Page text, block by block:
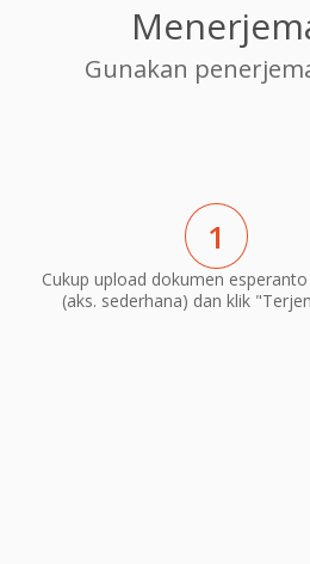
Gunakan
1
Cukup upload dokumen
(aks. sederhana) dan klik